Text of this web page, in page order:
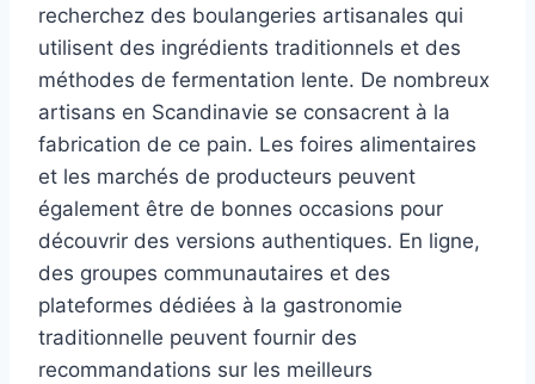
recherchez des boulangeries artisanales qui
utilisent des ingrédients traditionnels et des
méthodes de fermentation lente. De nombreux
artisans en Scandinavie se consacrent à la
fabrication de ce pain. Les foires alimentaires
et les marchés de producteurs peuvent
également être de bonnes occasions pour
découvrir des versions authentiques. En ligne,
des groupes communautaires et des
plateformes dédiées à la gastronomie
traditionnelle peuvent fournir des
recommandations sur les meilleurs